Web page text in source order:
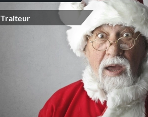
Traiteur